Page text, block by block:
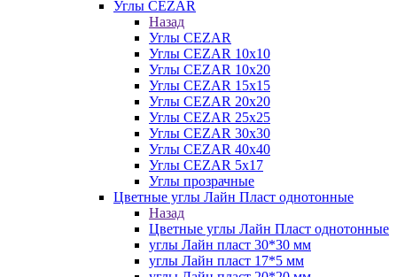
Углы CEZAR
Назад
Углы CEZAR
Углы CEZAR 10х10
Углы CEZAR 10х20
Углы CEZAR 15х15
Углы CEZAR 20х20
Углы CEZAR 25х25
Углы CEZAR 30х30
Углы CEZAR 40х40
Углы CEZAR 5х17
Углы прозрачные
Цветные углы Лайн Пласт однотонные
Назад
Цветные углы Лайн Пласт однотонные
углы Лайн пласт 30*30 мм
углы Лайн пласт 17*5 мм